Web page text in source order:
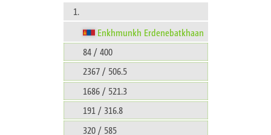
1.
Enkhmunkh Erdenebatkhaan
84 / 400
2367 / 506.5
1686 / 521.3
191 / 316.8
320 / 585